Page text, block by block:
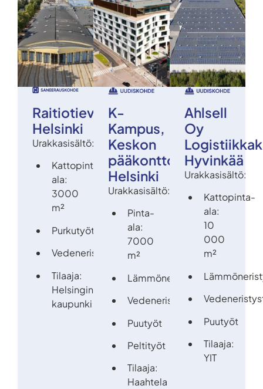
Raitiotievarikko,
Helsinki
Urakkasisältö:
Kattopinta-
ala:
3000
m²
Purkutyöt
Vedeneristystyöt
Tilaaja:
Helsingin
kaupunki
K-
Kampus,
Keskon
pääkonttori,
Helsinki
Urakkasisältö:
Pinta-
ala:
7000
m²
Lämmöneritystyöt
Vedeneristystyöt
Puutyöt
Peltityöt
Tilaaja:
Haahtela
Ahlsell
Oy
Hyvinkää
Urakkasisältö:
Kattopinta-
ala:
10
000
m²
Puutyöt
Tilaaja:
YIT